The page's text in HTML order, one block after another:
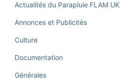
Actualités du Parapluie FLAM UK
Annonces et Publicités
Culture
Documentation
Générales